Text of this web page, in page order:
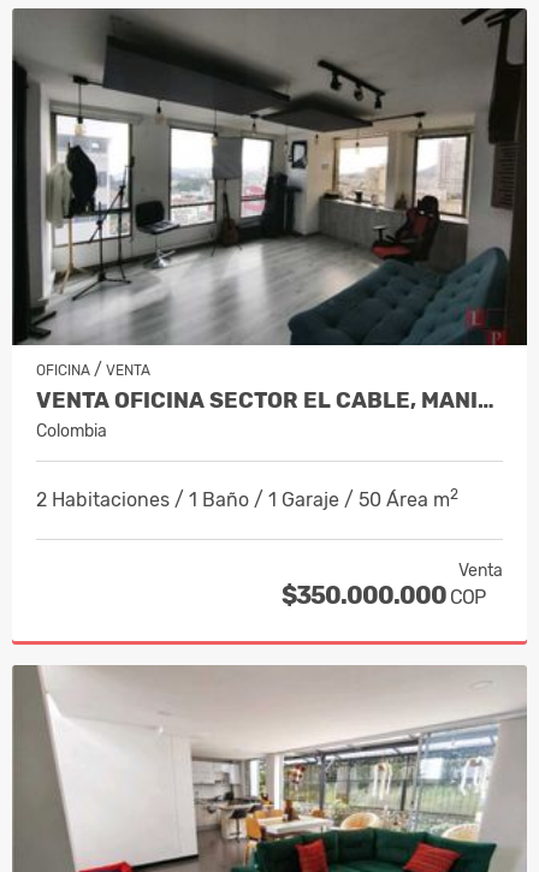
OFICINA / VENTA
VENTA OFICINA SECTOR EL CABLE, MANIZALE…
Colombia
2 Habitaciones / 1 Baño / 1 Garaje / 50 Área m2
Venta
$350.000.000 COP